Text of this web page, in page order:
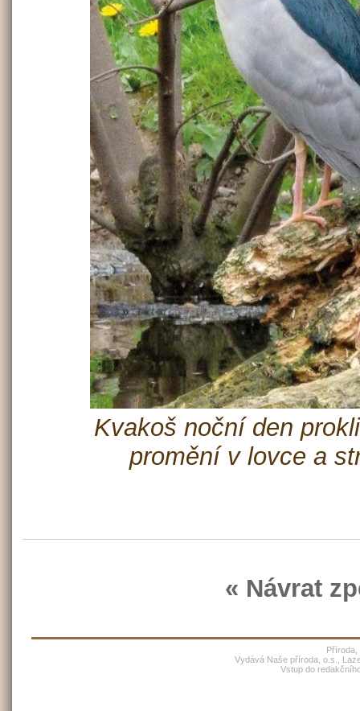
Kvakoš noční den
promění v lovce a
« Návrat
Příroda,
Vydává Naše příroda, o.s.,
Vstup do